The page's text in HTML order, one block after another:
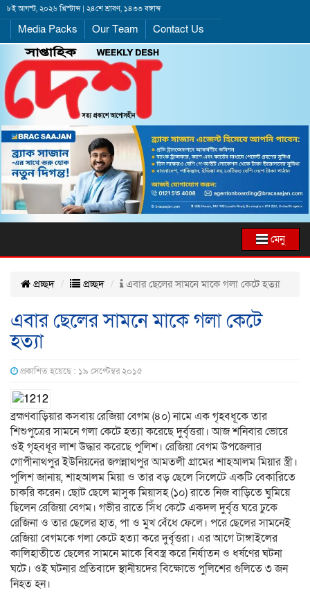
৮ই আগস্ট, ২০২৬ খ্রিস্টাব্দ | ২৪শে শ্রাবণ, ১৪৩৩ বঙ্গাব্দ
Media Packs Our Team Contact Us
মেনু
প্রচ্ছদ প্রচ্ছদ এবার ছেলের সামনে মাকে গলা কেটে হত্যা
এবার ছেলের সামনে মাকে গলা কেটে
হত্যা
প্রকাশিত হয়েছে : ১৯ সেপ্টেম্বর ২০১৫
ব্রহ্মণবাড়িয়ার কসবায় রেজিয়া বেগম (৪০) নামে এক গৃহবধূকে তার
শিশুপুত্রের সামনে গলা কেটে হত্যা করেছে দুর্বৃত্তরা। আজ শনিবার ভোরে
ওই গৃহবধূর লাশ উদ্ধার করেছে পুলিশ। রেজিয়া বেগম উপজেলার
গোপীনাথপুর ইউনিয়নের জগন্নাথপুর আমতলী গ্রামের শাহআলম মিয়ার স্ত্রী।
পুলিশ জানায়, শাহআলম মিয়া ও তার বড় ছেলে সিলেটে একটি বেকারিতে
চাকরি করেন। ছোট ছেলে মাসুক মিয়াসহ (১০) রাতে নিজ বাড়িতে ঘুমিয়ে
ছিলেন রেজিয়া বেগম। গভীর রাতে সিঁধ কেটে একদল দুর্বৃত্ত ঘরে ঢুকে
রেজিনা ও তার ছেলের হাত, পা ও মুখ বেঁধে ফেলে। পরে ছেলের সামনেই
রেজিয়া বেগমকে গলা কেটে হত্যা করে দুর্বৃত্তরা। এর আগে টাঙ্গাইলের
কালিহাতীতে ছেলের সামনে মাকে বিবস্ত্র করে নির্যাতন ও ধর্ষণের ঘটনা
ঘটে। ওই ঘটনার প্রতিবাদে স্থানীয়দের বিক্ষোভে পুলিশের গুলিতে ৩ জন
নিহত হন।